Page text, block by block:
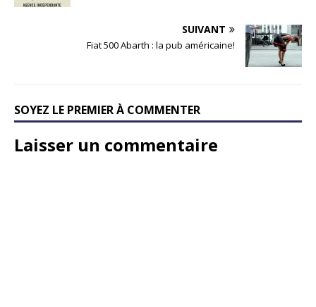
SUIVANT
Fiat 500 Abarth : la pub américaine!
SOYEZ LE PREMIER À COMMENTER
Laisser un commentaire